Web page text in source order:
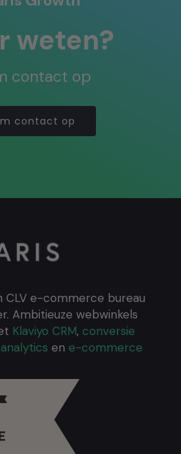
weten?
contact op
contact op
CLV e-commerce bureau
Ambitieuze webwinkels
Klaviyo CRM, conversie
en e-commerce